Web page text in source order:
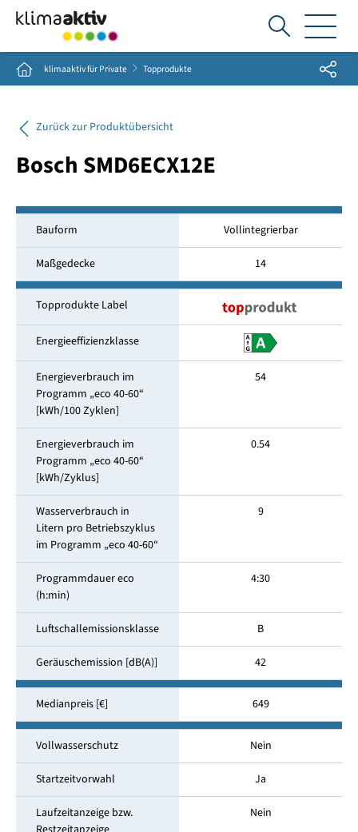
Ich
suche...
Home klimaaktiv für Private Topprodukte Share
Zurück zur Produktübersicht
Bosch SMD6ECX12E
Bauform Vollintegrierbar
Maßgedecke 14
Topprodukte Label
Energieeffizienzklasse
Energieverbrauch im
Programm „eco 40-60“
[kWh/100 Zyklen]
54
Energieverbrauch im
Programm „eco 40-60“
[kWh/Zyklus]
0.54
Wasserverbrauch in
Litern pro Betriebszyklus
im Programm „eco 40-60“
9
Programmdauer eco
(h:min)
4:30
Luftschallemissionsklasse B
Geräuschemission [dB(A)] 42
Medianpreis [€] 649
Vollwasserschutz Nein
Startzeitvorwahl Ja
Laufzeitanzeige bzw.
Nein